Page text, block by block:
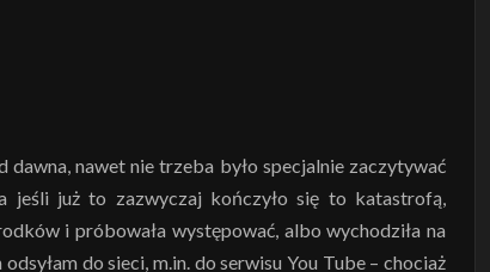
nawet nie trzeba było specjalnie zaczytywać
jeśli już to zazwyczaj kończyło się to katastrofą,
i próbowała występować, albo wychodziła na
do sieci, m.in. do serwisu You Tube – chociaż